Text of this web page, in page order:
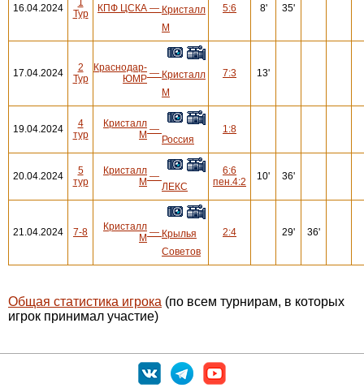
16.04.2024
Тур
КПФ ЦСКА — Кристалл
М
5:6 8' 35'
17.04.2024
2
Тур
Краснодар-
ЮМР — Кристалл
М
7:3 13'
19.04.2024
4
тур
Кристалл
М —
Россия
1:8
20.04.2024
5
тур
Кристалл
М —
ЛЕКС
6:6
пен.4:2
10' 36'
21.04.2024 7-8
Кристалл
М — Крылья
Советов
2:4 29' 36'
Общая статистика игрока (по всем турнирам, в которых
игрок принимал участие)